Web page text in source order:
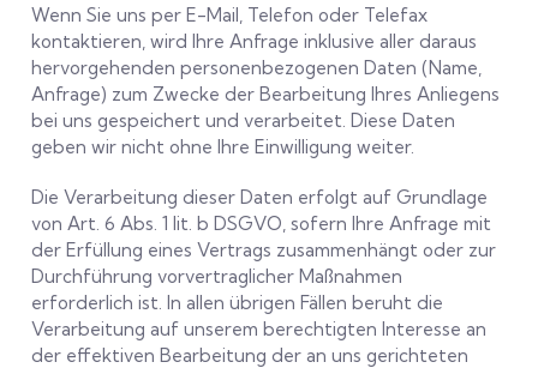
Wenn Sie uns per E-Mail, Telefon oder Telefax
kontaktieren, wird Ihre Anfrage inklusive aller daraus
hervorgehenden personenbezogenen Daten (Name,
Anfrage) zum Zwecke der Bearbeitung Ihres Anliegens
bei uns gespeichert und verarbeitet. Diese Daten
geben wir nicht ohne Ihre Einwilligung weiter.
Die Verarbeitung dieser Daten erfolgt auf Grundlage
von Art. 6 Abs. 1 lit. b DSGVO, sofern Ihre Anfrage mit
der Erfüllung eines Vertrags zusammenhängt oder zur
Durchführung vorvertraglicher Maßnahmen
erforderlich ist. In allen übrigen Fällen beruht die
Verarbeitung auf unserem berechtigten Interesse an
der effektiven Bearbeitung der an uns gerichteten